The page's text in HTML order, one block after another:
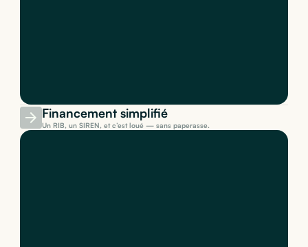
Financement simplifié
Un RIB, un SIREN, et c’est loué — sans paperasse.